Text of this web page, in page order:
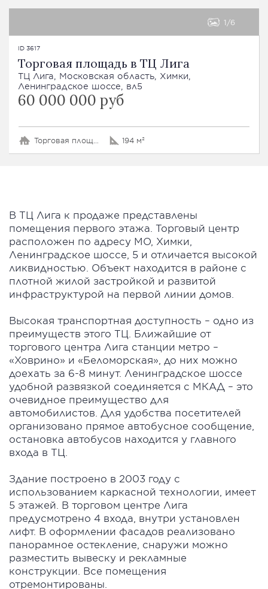
1 6
ID 3617
Торговая площадь в ТЦ Лига
ТЦ Лига, Московская область, Химки,
Ленинградское шоссе, вл5
60 000 000 руб
Торговая площадь 194 м²
В ТЦ Лига к продаже представлены
помещения первого этажа. Торговый центр
расположен по адресу МО, Химки,
Ленинградское шоссе, 5 и отличается высокой
ликвидностью. Объект находится в районе с
плотной жилой застройкой и развитой
инфраструктурой на первой линии домов.
Высокая транспортная доступность – одно из
преимуществ этого ТЦ. Ближайшие от
торгового центра Лига станции метро –
«Ховрино» и «Беломорская», до них можно
доехать за 6-8 минут. Ленинградское шоссе
удобной развязкой соединяется с МКАД – это
очевидное преимущество для
автомобилистов. Для удобства посетителей
организовано прямое автобусное сообщение,
остановка автобусов находится у главного
входа в ТЦ.
Здание построено в 2003 году с
использованием каркасной технологии, имеет
5 этажей. В торговом центре Лига
предусмотрено 4 входа, внутри установлен
лифт. В оформлении фасадов реализовано
панорамное остекление, снаружи можно
разместить вывеску и рекламные
конструкции. Все помещения
отремонтированы.